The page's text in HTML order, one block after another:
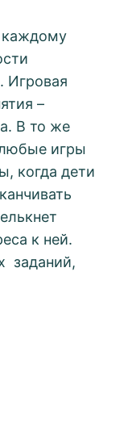
Игровая
–
В то же
игры
когда дети
к ней.
заданий,